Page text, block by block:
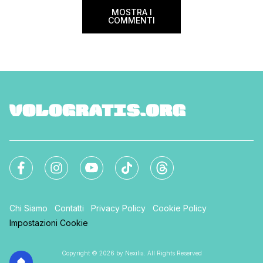
MOSTRA I
COMMENTI
Chi Siamo Contatti Privacy Policy
Cookie Policy
Impostazioni Cookie
Copyright © 2026 by Nexilia. All Rights Reserved